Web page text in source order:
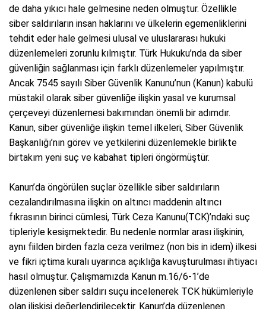
de daha yıkıcı hale gelmesine neden olmuştur. Özellikle
siber saldırıların insan haklarını ve ülkelerin egemenliklerini
tehdit eder hale gelmesi ulusal ve uluslararası hukuki
düzenlemeleri zorunlu kılmıştır. Türk Hukuku’nda da siber
güvenliğin sağlanması için farklı düzenlemeler yapılmıştır.
Ancak 7545 sayılı Siber Güvenlik Kanunu’nun (Kanun) kabulü
müstakil olarak siber güvenliğe ilişkin yasal ve kurumsal
çerçeveyi düzenlemesi bakımından önemli bir adımdır.
Kanun, siber güvenliğe ilişkin temel ilkeleri, Siber Güvenlik
Başkanlığı’nın görev ve yetkilerini düzenlemekle birlikte
birtakım yeni suç ve kabahat tipleri öngörmüştür.
Kanun’da öngörülen suçlar özellikle siber saldırıların
cezalandırılmasına ilişkin on altıncı maddenin altıncı
fıkrasının birinci cümlesi, Türk Ceza Kanunu(TCK)’ndaki suç
tipleriyle kesişmektedir. Bu nedenle normlar arası ilişkinin,
aynı fiilden birden fazla ceza verilmez (non bis in idem) ilkesi
ve fikri içtima kuralı uyarınca açıklığa kavuşturulması ihtiyacı
hasıl olmuştur. Çalışmamızda Kanun m.16/6-1’de
düzenlenen siber saldırı suçu incelenerek TCK hükümleriyle
olan ilişkisi değerlendirilecektir. Kanun’da düzenlenen